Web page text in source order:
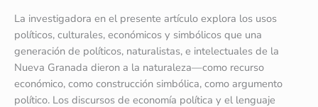
La investigadora en el presente artículo explora los usos
políticos, culturales, económicos y simbólicos que una
generación de políticos, naturalistas, e intelectuales de la
Nueva Granada dieron a la naturaleza—como recurso
económico, como construcción simbólica, como argumento
político. Los discursos de economía política y el lenguaje